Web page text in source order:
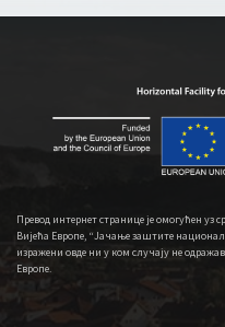
Превод интернет странице је омогућен уз
Вијећа Европе, “Јачање заштите
изражени овде ни у ком случају не
Европе.